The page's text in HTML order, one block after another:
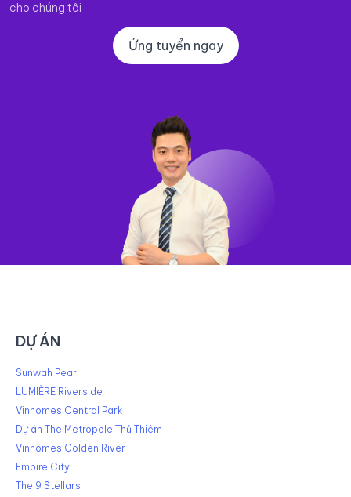
cho chúng tôi
Ứng tuyển ngay
DỰ ÁN
Sunwah Pearl
LUMIÈRE Riverside
Vinhomes Central Park
Dự án The Metropole Thủ Thiêm
Vinhomes Golden River
Empire City
The 9 Stellars